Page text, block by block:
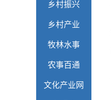
乡村振兴
乡村产业
牧林水事
农事百通
文化产业网